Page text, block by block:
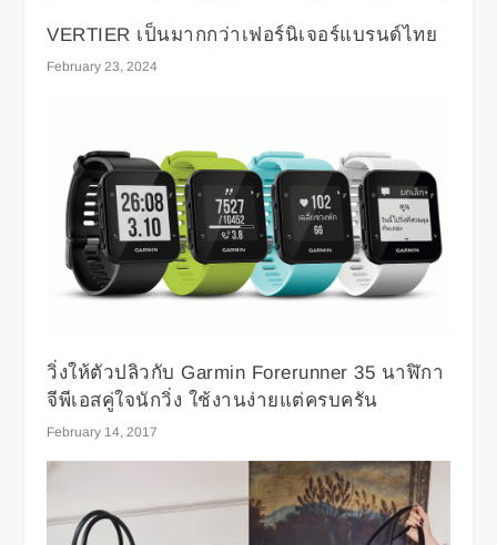
VERTIER เป็นมากกว่าเฟอร์นิเจอร์แบรนด์ไทย
February 23, 2024
วิ่งให้ตัวปลิวกับ Garmin Forerunner 35 นาฬิกา
จีพีเอสคู่ใจนักวิ่ง ใช้งานง่ายแต่ครบครัน
February 14, 2017